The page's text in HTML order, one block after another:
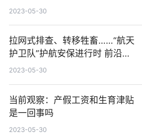
2023-05-30
拉网式排查、转移牲畜……“航天
护卫队”护航安保进行时 前沿资
讯
2023-05-30
当前观察：产假工资和生育津贴
是一回事吗
2023-05-30